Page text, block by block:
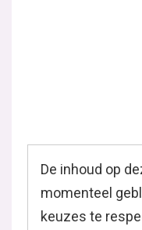
De inhoud op
momenteel
keuzes te